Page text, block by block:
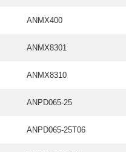
ANMX400
ANMX8301
ANMX8310
ANPD065-25
ANPD065-25T06